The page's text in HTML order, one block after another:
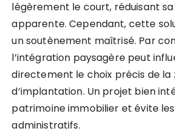
légèrement le court, réduisant
apparente. Cependant, cette
un soutènement maîtrisé. Par
l’intégration paysagère peut
directement le choix précis de la
d’implantation. Un projet bien
patrimoine immobilier et évite
administratifs.